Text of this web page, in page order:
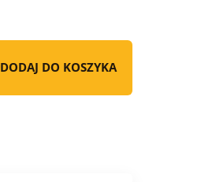
DODAJ DO KOSZYKA